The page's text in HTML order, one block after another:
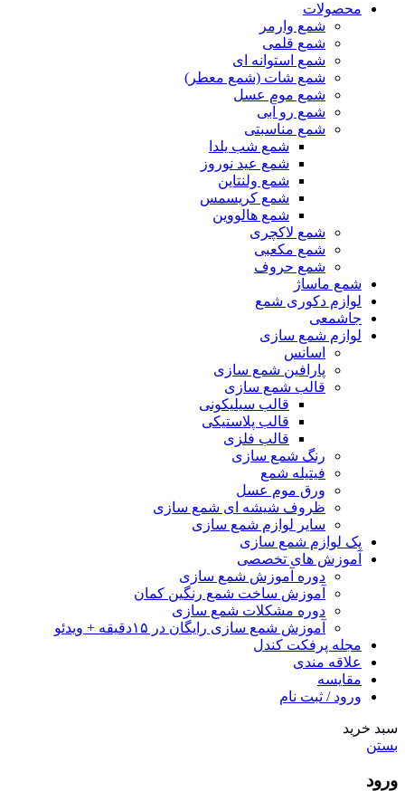
محصولات
شمع وارمر
شمع قلمی
شمع استوانه ای
شمع شات (شمع معطر)
شمع موم عسل
شمع رو آبی
شمع مناسبتی
شمع شب یلدا
شمع عید نوروز
شمع ولنتاین
شمع کریسمس
شمع هالووین
شمع لاکچری
شمع مکعبی
شمع حروف
شمع ماساژ
لوازم دکوری شمع
جاشمعی
لوازم شمع سازی
اسانس
پارافین شمع سازی
قالب شمع سازی
قالب سیلیکونی
قالب پلاستیکی
قالب فلزی
رنگ شمع سازی
فیتیله شمع
ورق موم عسل
ظروف شیشه ای شمع سازی
سایر لوازم شمع سازی
پک لوازم شمع سازی
آموزش های تخصصی
دوره آموزش شمع سازی
آموزش ساخت شمع رنگین کمان
دوره مشکلات شمع سازی
آموزش شمع سازی رایگان در ۱۵دقیقه + ویدئو
مجله پرفکت کندل
علاقه مندی
مقايسه
ورود / ثبت نام
سبد خرید
بستن
ورود